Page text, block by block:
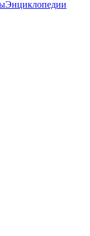
Энциклопедии